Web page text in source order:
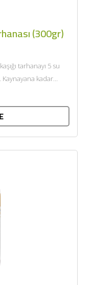
(300gr)
tarhanayı 5 su
Kaynayana kadar